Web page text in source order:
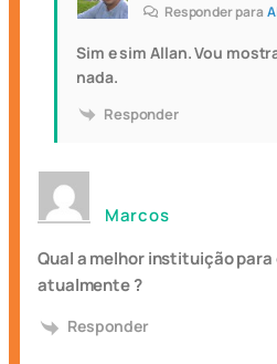
Responder para
Sim e sim Allan. Vou
nada.
Responder
Marcos
Qual a melhor instituição
atualmente ?
Responder